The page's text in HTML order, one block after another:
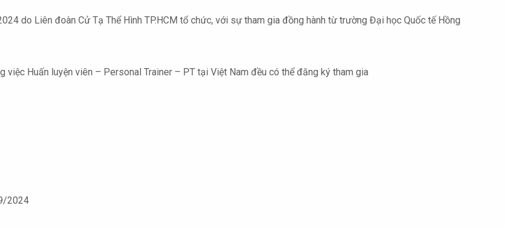
do Liên đoàn Cử Tạ Thể Hình TP.HCM tổ chức, với sự tham gia đồng hành từ trường Đại học Quốc tế Hồng
Huấn luyện viên – Personal Trainer – PT tại Việt Nam đều có thể đăng ký tham gia
2024